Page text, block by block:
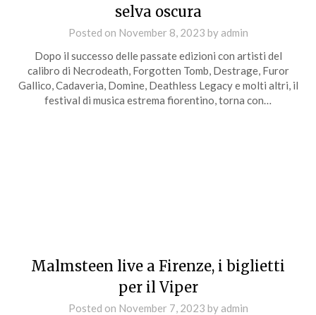
selva oscura
Posted on November 8, 2023 by admin
Dopo il successo delle passate edizioni con artisti del
calibro di Necrodeath, Forgotten Tomb, Destrage, Furor
Gallico, Cadaveria, Domine, Deathless Legacy e molti altri, il
festival di musica estrema fiorentino, torna con…
Malmsteen live a Firenze, i biglietti
per il Viper
Posted on November 7, 2023 by admin